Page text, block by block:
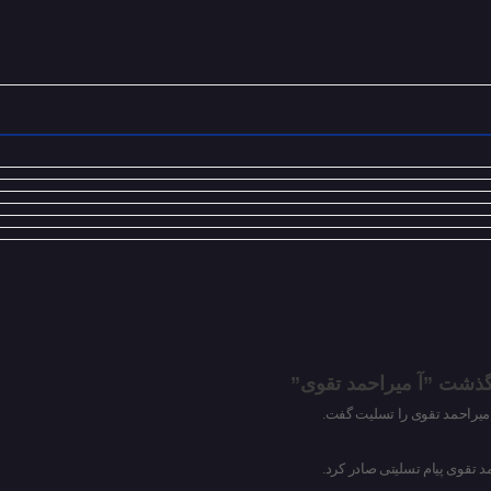
”آ میراحمد تقوی”
میراحمد تقوی را تسلیت گفت.
تقوی پیام تسلیتی صادر کرد.